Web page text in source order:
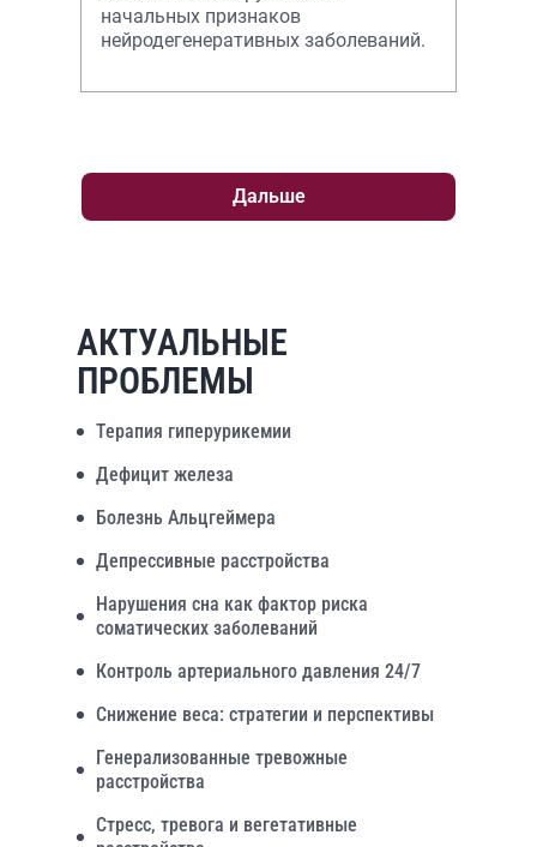
начальных признаков
нейродегенеративных заболеваний.
Дальше
АКТУАЛЬНЫЕ
ПРОБЛЕМЫ
Терапия гиперурикемии
Дефицит железа
Болезнь Альцгеймера
Депрессивные расстройства
Нарушения сна как фактор риска
соматических заболеваний
Контроль артериального давления 24/7
Снижение веса: стратегии и перспективы
Генерализованные тревожные
расстройства
Стресс, тревога и вегетативные